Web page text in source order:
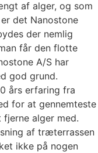
af alger, og som
det Nanostone
der nemlig
får den flotte
A/S har
god grund.
års erfaring fra
for at gennemteste
alger med.
af træterrassen
ikke på nogen